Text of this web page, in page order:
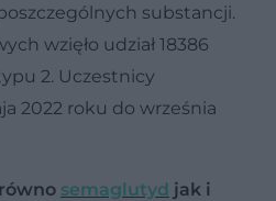
substancji.
wzięło udział 18386
2. Uczestnicy
2022 roku do września
semaglutyd jak i